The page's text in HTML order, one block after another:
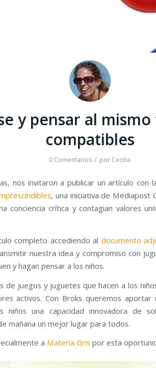
y pensar al
compatibles
0 Comentarios / por Cecilia
nos invitaron a publicar un artículo con
, una iniciativa de Mediapost
conciencia crítica y contagian valores
completo accediendo al documento
nuestra idea y compromiso con
y hagan pensar a los niños.
de juegos y juguetes que hacen a los
activos. Con Broks queremos
niños una capacidad innovadora de
mañana un mejor lugar para todos.
a Materia Gris por esta